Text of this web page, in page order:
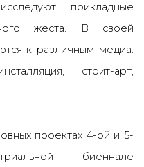
прикладные
жеста. В своей
к различным медиа:
стрит-арт,
проектах 4-ой и 5-
биеннале